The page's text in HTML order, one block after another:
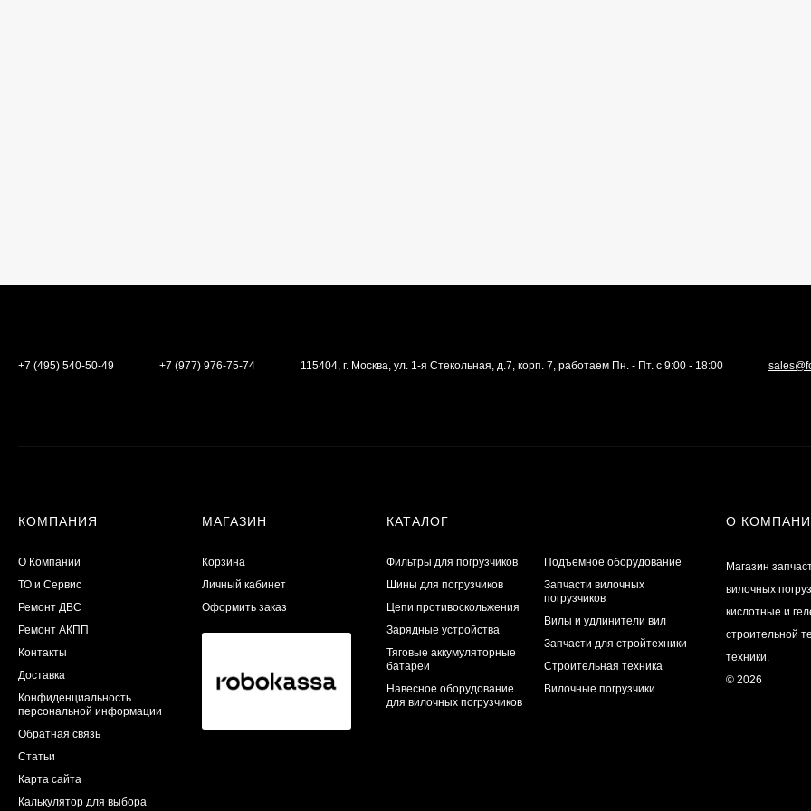
+7 (495) 540-50-49 +7 (977) 976-75-74 115404, г. Москва, ул. 1-я Стекольная, д.7, корп. 7, работаем Пн. - Пт. с 9:00 - 18:00
КОМПАНИЯ
О Компании
ТО и Сервис
​Ремонт ДВС
Ремонт АКПП
Контакты
Доставка
Конфиденциальность
персональной информации
Обратная связь
Статьи
Карта сайта
Калькулятор для выбора
МАГАЗИН
Корзина
Личный кабинет
Оформить заказ
КАТАЛОГ
Фильтры для погрузчиков
Шины для погрузчиков
Цепи противоскольжения
Зарядные устройства
Тяговые аккумуляторные
батареи
Навесное оборудование
для вилочных погрузчиков
Подъемное оборудование
Запчасти вилочных
погрузчиков
Вилы и удлинители вил
Запчасти для стройтехники
Строительная техника
Вилочные погрузчики
О
Магазин
вилочных
кислотные и
строительной
техники.
© 2026